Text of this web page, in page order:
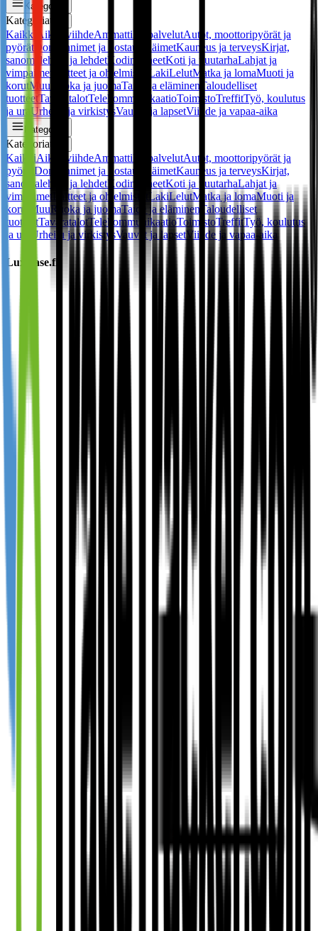
Kategoriat
Kategoriat
Kaikki AikuisviihdeAmmattilaispalvelutAutot, moottoripyörät ja
pyörät Domainnimet ja hostaus EläimetKauneus ja terveysKirjat,
sanomalehdet ja lehdetKodinkoneetKoti ja puutarhaLahjat ja
vimpaimet
Laitteet ja ohjelmistot LakiLelutMatka ja lomaMuoti ja
korutMuu Ruoka ja juomaTaide ja eläminen Taloudelliset
tuotteetTavaratalotTelekommunikaatioToimistoTreffitTyö, koulutus
ja ura Urheilu ja virkistysVauvat ja lapsetViihde ja vapaa-aika
Kategoriat
Kategoriat
KaikkiAikuisviihdeAmmattilaispalvelutAutot, moottoripyörät ja
pyörät Domainnimet ja hostaus EläimetKauneus ja terveysKirjat,
sanomalehdet ja lehdetKodinkoneetKoti ja puutarhaLahjat ja
vimpaimet
Laitteet ja ohjelmistot LakiLelutMatka ja lomaMuoti ja
korut
MuuRuoka ja juomaTaide ja eläminen Taloudelliset
tuotteetTavaratalotTelekommunikaatioToimistoTreffitTyö, koulutus
ja ura
Urheilu ja virkistysVauvat ja lapsetViihde ja vapaa-aika
Lux-case.fi